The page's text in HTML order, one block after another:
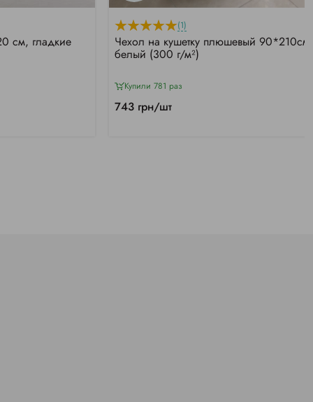
см, гладкие
(1)
Чехол на кушетку плюшевый 90*210см,
белый (300 г/м²)
Купили 781 раз
743 грн/шт